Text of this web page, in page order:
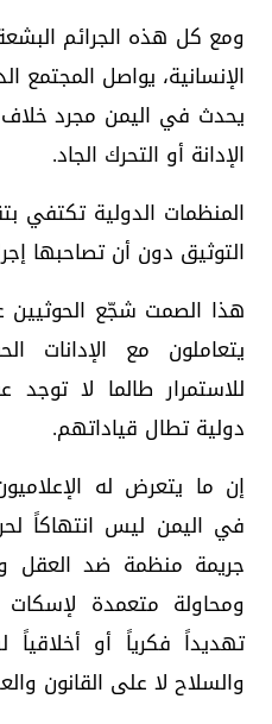
ومع كل هذه الجرائم
الإنسانية، يواصل المجتمع
يحدث في اليمن مجرد
الإدانة أو التحرك الجاد.
المنظمات الدولية تكتفي
التوثيق دون أن تصاحبها
هذا الصمت شجّع الحوثيين
يتعاملون مع الإدانات
للاستمرار طالما لا
دولية تطال قياداتهم.
إن ما يتعرض له
في اليمن ليس انتهاكاً
جريمة منظمة ضد العقل
ومحاولة متعمدة
تهديداً فكرياً أو
والسلاح لا على القانون